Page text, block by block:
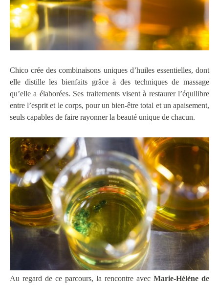
Chico crée des combinaisons uniques d’huiles essentielles, dont
elle distille les bienfaits grâce à des techniques de massage
qu’elle a élaborées. Ses traitements visent à restaurer l’équilibre
entre l’esprit et le corps, pour un bien-être total et un apaisement,
seuls capables de faire rayonner la beauté unique de chacun.
Au regard de ce parcours, la rencontre avec Marie-Hélène de